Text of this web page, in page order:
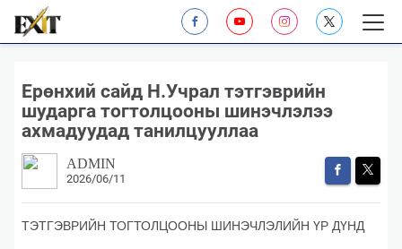
Ерөнхий сайд Н.Учрал тэтгэврийн
шударга тогтолцооны шинэчлэлээ
ахмадуудад танилцууллаа
ADMIN
2026/06/11
ТЭТГЭВРИЙН ТОГТОЛЦООНЫ ШИНЭЧЛЭЛИЙН ҮР ДҮНД